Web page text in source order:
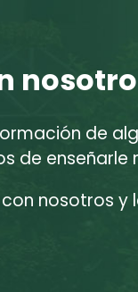
de
de enseñarle
nosotros y